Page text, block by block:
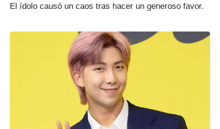
El ídolo causó un caos tras hacer un generoso favor.